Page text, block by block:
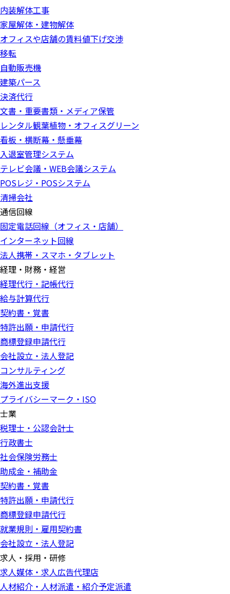
内装解体工事
家屋解体・建物解体
オフィスや店舗の賃料値下げ交渉
移転
自動販売機
建築パース
決済代行
文書・重要書類・メディア保管
レンタル観葉植物・オフィスグリーン
看板・横断幕・懸垂幕
入退室管理システム
テレビ会議・WEB会議システム
POSレジ・POSシステム
清掃会社
通信回線
固定電話回線（オフィス・店舗）
インターネット回線
法人携帯・スマホ・タブレット
経理・財務・経営
経理代行・記帳代行
給与計算代行
契約書・覚書
特許出願・申請代行
商標登録申請代行
会社設立・法人登記
コンサルティング
海外進出支援
プライバシーマーク・ISO
士業
税理士・公認会計士
行政書士
社会保険労務士
助成金・補助金
契約書・覚書
特許出願・申請代行
商標登録申請代行
就業規則・雇用契約書
会社設立・法人登記
求人・採用・研修
求人媒体・求人広告代理店
人材紹介・人材派遣・紹介予定派遣